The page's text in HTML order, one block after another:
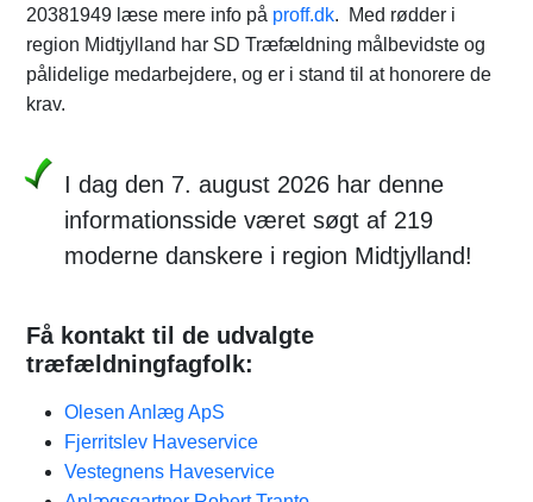
20381949 læse mere info på proff.dk. Med rødder i
region Midtjylland har SD Træfældning målbevidste og
pålidelige medarbejdere, og er i stand til at honorere de
krav.
I dag den 7. august 2026 har denne
informationsside været søgt af 219
moderne danskere i region Midtjylland!
Få kontakt til de udvalgte
træfældningfagfolk:
Olesen Anlæg ApS
Fjerritslev Haveservice
Vestegnens Haveservice